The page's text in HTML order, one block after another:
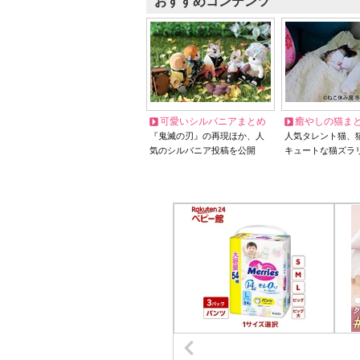
可愛いシルバニアまとめ
『鬼滅の刃』の再現ほか、人
気のシルバニア投稿を公開
癒やしの猫ま
人気タレント猫
キュートな猫ズラ